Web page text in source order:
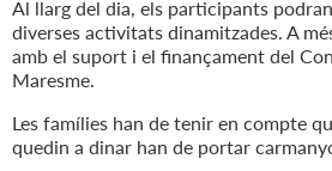
Al llarg del dia, els participants
diverses activitats dinamitzades. A
amb el suport i el finançament del
Maresme.
Les famílies han de tenir en compte
quedin a dinar han de portar